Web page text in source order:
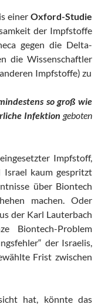
einer Oxford-Studie
der Impfstoffe
gegen die Delta-
die Wissenschaftler
Impfstoffe) zu
so groß wie
Infektion geboten
Impfstoff,
kaum gespritzt
über Biontech
machen. Oder
der Karl Lauterbach
Biontech-Problem
der Israelis,
Frist zwischen
hat, könnte das